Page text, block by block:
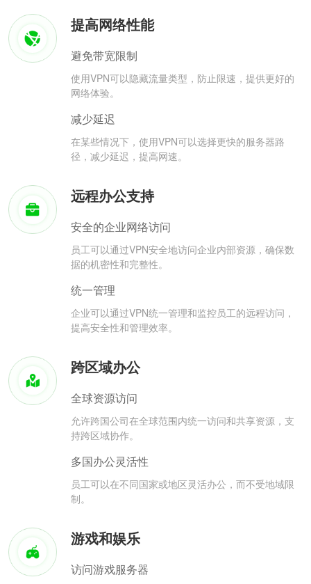
提高网络性能
避免带宽限制
使用VPN可以隐藏流量类型，防止限速，提供更好的
网络体验。
减少延迟
在某些情况下，使用VPN可以选择更快的服务器路
径，减少延迟，提高网速。
远程办公支持
安全的企业网络访问
员工可以通过VPN安全地访问企业内部资源，确保数
据的机密性和完整性。
统一管理
企业可以通过VPN统一管理和监控员工的远程访问，
提高安全性和管理效率。
跨区域办公
全球资源访问
允许跨国公司在全球范围内统一访问和共享资源，支
持跨区域协作。
多国办公灵活性
员工可以在不同国家或地区灵活办公，而不受地域限
制。
游戏和娱乐
访问游戏服务器